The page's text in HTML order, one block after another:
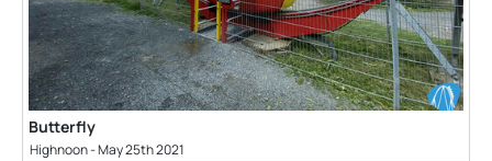
Butterfly
Highnoon-May 25th 2021